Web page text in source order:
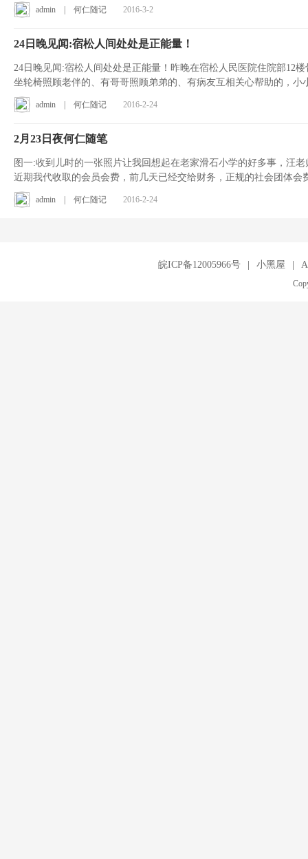
admin 何仁随记 2016-3-2
24日晚见闻:宿松人间处处是正能量！
24日晚见闻:宿松人间处处是正能量！昨晚在宿松人民医院住院部12
坐轮椅照顾老伴的、有哥哥照顾弟弟的、有病友互相关心帮助的，
的新宿...
admin 何仁随记 2016-2-24
2月23日夜何仁随笔
图一:收到儿时的一张照片让我回想起在老家滑石小学的好多事，汪老
近期我代收取的会员会费，前几天已经交给财务，正规的社会团体
自...
admin 何仁随记 2016-2-24
皖ICP备12005966号 小黑屋